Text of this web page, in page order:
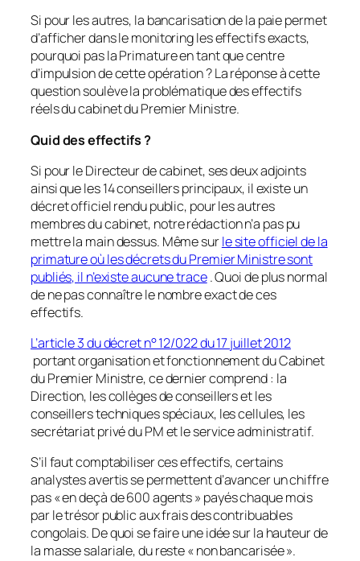
Si pour les autres, la bancarisation de la paie permet
d’afficher dans le monitoring les effectifs exacts,
pourquoi pas la Primature en tant que centre
d’impulsion de cette opération ? La réponse à cette
question soulève la problématique des effectifs
réels du cabinet du Premier Ministre.
Quid des effectifs ?
Si pour le Directeur de cabinet, ses deux adjoints
ainsi que les 14 conseillers principaux, il existe un
décret officiel rendu public, pour les autres
membres du cabinet, notre rédaction n’a pas pu
mettre la main dessus. Même surle site officiel de la
primature où les décrets du Premier Ministre sont
publiés, il n’existe aucune trace. Quoi de plus normal
de ne pas connaître le nombre exact de ces
effectifs.
L’article 3 du décret n° 12/022 du 17 juillet 2012
portant organisation et fonctionnement du Cabinet
du Premier Ministre, ce dernier comprend : la
Direction, les collèges de conseillers et les
conseillers techniques spéciaux, les cellules, les
secrétariat privé du PM et le service administratif.
S’il faut comptabiliser ces effectifs, certains
analystes avertis se permettent d’avancer un chiffre
pas « en deçà de 600 agents » payés chaque mois
par le trésor public aux frais des contribuables
congolais. De quoi se faire une idée sur la hauteur de
la masse salariale, du reste « non bancarisée ».